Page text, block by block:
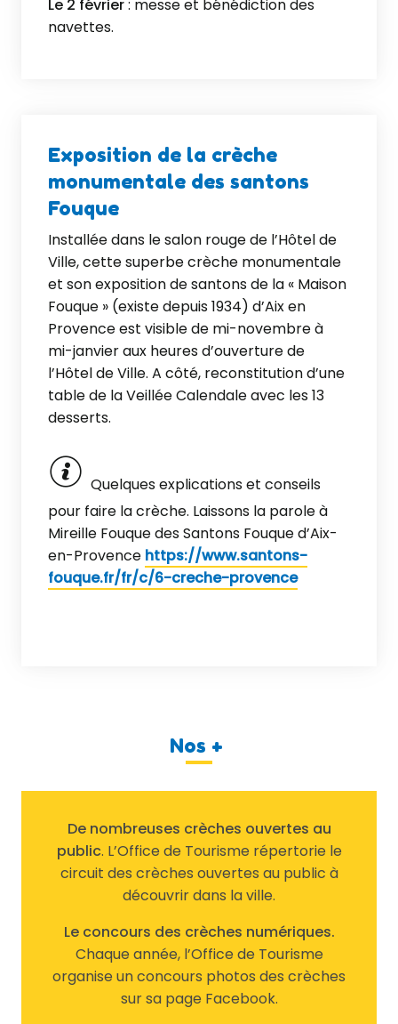
Le 2 février: messe et bénédiction des
navettes.
Exposition de la crèche
monumentale des santons
Fouque
Installée dans le salon rouge de l’Hôtel de
Ville, cette superbe crèche monumentale
et son exposition de santons de la « Maison
Fouque » (existe depuis 1934) d’Aix en
Provence est visible de mi-novembre à
mi-janvier aux heures d’ouverture de
l’Hôtel de Ville. A côté, reconstitution d’une
table de la Veillée Calendale avec les 13
desserts.
Quelques explications et conseils
pour faire la crèche. Laissons la parole à
Mireille Fouque des Santons Fouque d’Aix-
en-Provence https://www.santons-
fouque.fr/fr/c/6-creche-provence
Nos +
De nombreuses crèches ouvertes au
public. L’Office de Tourisme répertorie le
circuit des crèches ouvertes au public à
découvrir dans la ville.
Le concours des crèches numériques.
Chaque année, l’Office de Tourisme
organise un concours photos des crèches
sur sa page Facebook.